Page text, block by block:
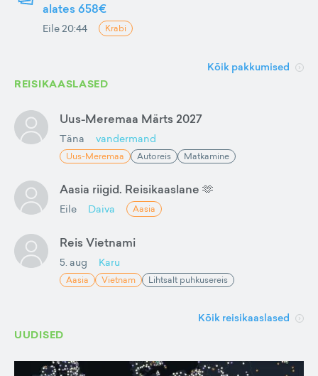
alates 658€
Eile 20:44 Krabi
Kõik pakkumised
REISIKAASLASED
Uus-Meremaa Märts 2027
Täna vandermand
Uus-Meremaa Autoreis Matkamine
Aasia riigid. Reisikaaslane 🫶
Eile Daiva Aasia
Reis Vietnami
5. aug Karu
Aasia Vietnam Lihtsalt puhkusereis
Kõik reisikaaslased
UUDISED